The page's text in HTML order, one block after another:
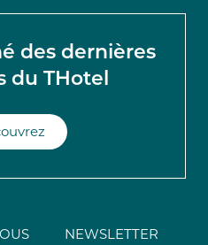
des dernières
du THotel
NEWSLETTER